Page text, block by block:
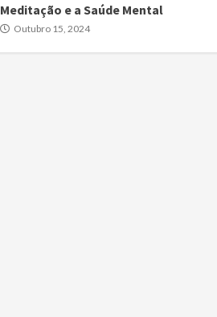
Meditação e a Saúde Mental
Outubro 15, 2024